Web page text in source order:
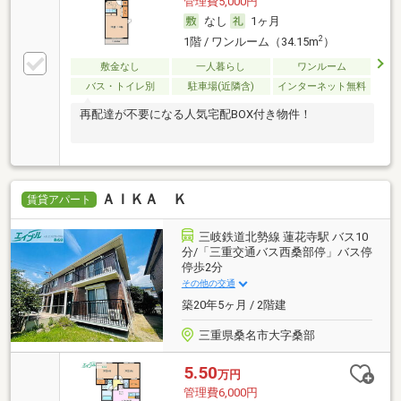
なし
1ヶ月
1階 / ワンルーム（34.15m2）
敷金なし 一人暮らし
ワンルーム
バス・トイレ別
駐車場(近隣含) インターネット無料
再配達が不要になる人気宅配BOX付き物件！
賃貸アパート ＡＩＫＡ Ｋ
三岐鉄道北勢線 蓮花寺駅 バス10
分/「三重交通バス西桑部停」バス停
停歩2分
その他の交通
築20年5ヶ月 / 2階建
三重県桑名市大字桑部
5.50万円
管理費6,000円